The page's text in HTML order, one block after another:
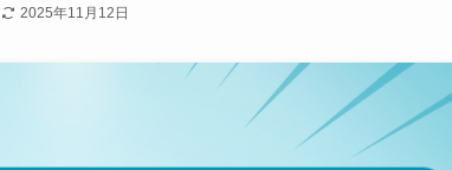
2025年11月12日